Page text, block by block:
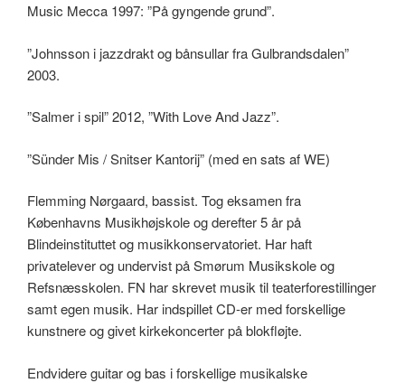
Music Mecca 1997: ”På gyngende grund”.
”Johnsson i jazzdrakt og bånsullar fra Gulbrandsdalen”
2003.
”Salmer i spil” 2012, ”With Love And Jazz”.
”Sünder Mis / Snitser Kantorij” (med en sats af WE)
Flemming Nørgaard, bassist. Tog eksamen fra
Københavns Musikhøjskole og derefter 5 år på
Blindeinstituttet og musikkonservatoriet. Har haft
privatelever og undervist på Smørum Musikskole og
Refsnæsskolen. FN har skrevet musik til teaterforestillinger
samt egen musik. Har indspillet CD-er med forskellige
kunstnere og givet kirkekoncerter på blokfløjte.
Endvidere guitar og bas i forskellige musikalske